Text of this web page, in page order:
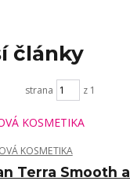
články
strana z 1
Terra Smooth a
KOSMETIKA